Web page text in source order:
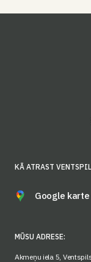
KĀ ATRAST
Google karte
MŪSU ADRESE:
Akmeņu iela 5,